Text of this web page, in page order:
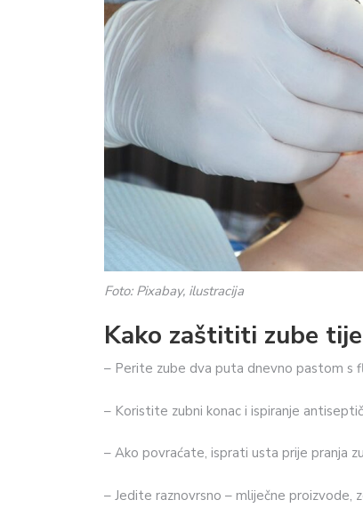
Foto: Pixabay, ilustracija
Kako zaštititi zube
– Perite zube dva puta dnevno pastom s
– Koristite zubni konac i ispiranje
– Ako povraćate, isprati usta prije pranja
– Jedite raznovrsno – mliječne